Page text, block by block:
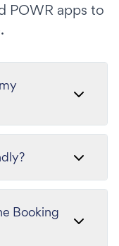
POWR apps to
Booking